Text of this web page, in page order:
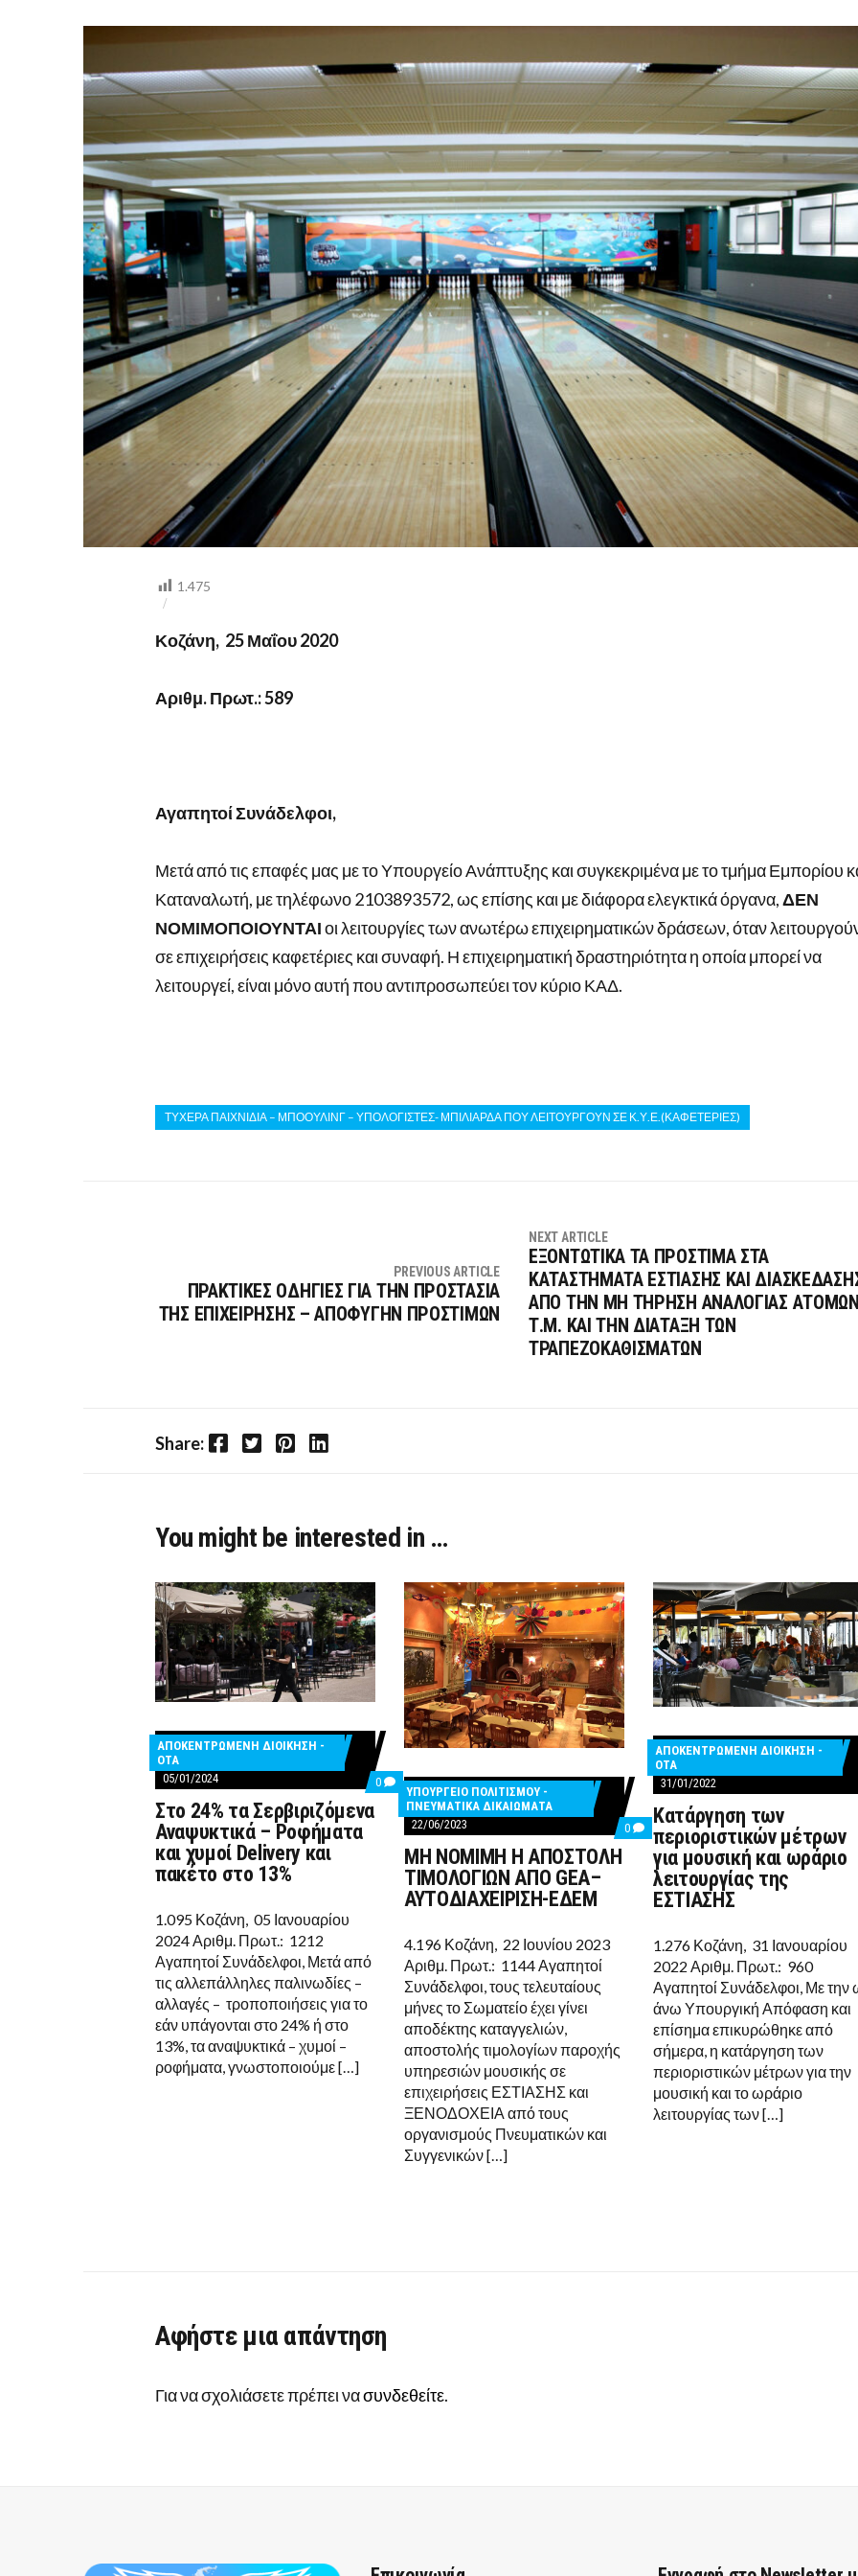
ΣΕ
Κ.Υ.Ε.
(ΚΑΦΕΤΕΡΙΕΣ)
1.475
Κοζάνη, 25 Μαΐου 2020
Αριθμ. Πρωτ.: 589
Αγαπητοί Συνάδελφοι,
Μετά από τις επαφές μας με το Υπουργείο Ανάπτυξης και συγκεκριμένα με το τμήμα Εμπορίου
Καταναλωτή, με τηλέφωνο 2103893572, ως επίσης και με διάφορα ελεγκτικά όργανα,ΔΕΝ
ΝΟΜΙΜΟΠΟΙΟΥΝΤΑΙοι λειτουργίες των ανωτέρω επιχειρηματικών δράσεων, όταν
σε επιχειρήσεις καφετέριες και συναφή. Η επιχειρηματική δραστηριότητα η οποία μπορεί να
λειτουργεί, είναι μόνο αυτή που αντιπροσωπεύει τον κύριο ΚΑΔ.
ΤΥΧΕΡΑ ΠΑΙΧΝΙΔΙΑ – ΜΠΟΟΥΛΙΝΓ – ΥΠΟΛΟΓΙΣΤΕΣ- ΜΠΙΛΙΑΡΔΑ ΠΟΥ ΛΕΙΤΟΥΡΓΟΥΝ ΣΕ Κ.Υ.Ε.(ΚΑΦΕΤΕΡΙΕΣ)
PREVIOUS ARTICLE
ΠΡΑΚΤΙΚΕΣ ΟΔΗΓΙΕΣ ΓΙΑ ΤΗΝ ΠΡΟΣΤΑΣΙΑ
ΤΗΣ ΕΠΙΧΕΙΡΗΣΗΣ – ΑΠΟΦΥΓΗΝ ΠΡΟΣΤΙΜΩΝ
NEXT ARTICLE
ΕΞΟΝΤΩΤΙΚΑ ΤΑ ΠΡΟΣΤΙΜΑ ΣΤΑ
ΚΑΤΑΣΤΗΜΑΤΑ ΕΣΤΙΑΣΗΣ ΚΑΙ
ΑΠΟ ΤΗΝ ΜΗ ΤΗΡΗΣΗ ΑΝΑΛΟΓΙΑΣ
Τ.Μ. ΚΑΙ ΤΗΝ ΔΙΑΤΑΞΗ ΤΩΝ
ΤΡΑΠΕΖΟΚΑΘΙΣΜΑΤΩΝ
Share: Facebook Twitter Pinterest LinkedIn
You might be interested in …
ΑΠΟΚΕΝΤΡΩΜΕΝΗ ΔΙΟΙΚΗΣΗ -
ΟΤΑ
05/01/2024
0 COMMENTS
ON
ΣΕΡΒΙΡΙΖΌΜΕΝΑ
ΑΝΑΨΥΚΤΙΚΆ
ΡΟΦΉΜΑΤΑ
DELIVERY
ΠΑΚΈΤΟ
Στο 24% τα Σερβιριζόμενα
Αναψυκτικά – Ροφήματα
και χυμοί Delivery και
πακέτο στο 13%
1.095 Κοζάνη, 05 Ιανουαρίου
2024 Αριθμ. Πρωτ.: 1212
Αγαπητοί Συνάδελφοι, Μετά από
τις αλλεπάλληλες παλινωδίες –
αλλαγές – τροποποιήσεις για το
εάν υπάγονται στο 24% ή στο
13%, τα αναψυκτικά – χυμοί –
ροφήματα, γνωστοποιούμε […]
ΥΠΟΥΡΓΕΙΟ ΠΟΛΙΤΙΣΜΟΥ -
ΠΝΕΥΜΑΤΙΚΑ ΔΙΚΑΙΩΜΑΤΑ
22/06/2023
0 COMMENTS
ON
ΝΟΜΙΜΗ
ΑΠΟΣΤΟΛΗ
GEA–
ΑΥΤΟΔΙΑΧΕΙΡΙΣΗ-
ΕΔΕΜ
ΜΗ ΝΟΜΙΜΗ Η ΑΠΟΣΤΟΛΗ
ΤΙΜΟΛΟΓΙΩΝ ΑΠΟ GEA–
ΑΥΤΟΔΙΑΧΕΙΡΙΣΗ-ΕΔΕΜ
4.196 Κοζάνη, 22 Ιουνίου 2023
Αριθμ. Πρωτ.: 1144 Αγαπητοί
Συνάδελφοι, τους τελευταίους
μήνες το Σωματείο έχει γίνει
αποδέκτης καταγγελιών,
αποστολής τιμολογίων παροχής
υπηρεσιών μουσικής σε
επιχειρήσεις ΕΣΤΙΑΣΗΣ και
ΞΕΝΟΔΟΧΕΙΑ από τους
οργανισμούς Πνευματικών και
Συγγενικών […]
ΑΠΟΚΕΝΤΡΩΜΕΝΗ ΔΙΟΙΚΗΣΗ -
ΟΤΑ
31/01/2022
Kατάργηση των
περιοριστικών μέτρων
για μουσική και ωράριο
λειτουργίας της
ΕΣΤΙΑΣΗΣ
1.276 Κοζάνη, 31 Ιανουαρίου
2022 Αριθμ. Πρωτ.: 960
Αγαπητοί Συνάδελφοι, Με την
άνω Υπουργική Απόφαση και
επίσημα επικυρώθηκε από
σήμερα, η κατάργηση των
περιοριστικών μέτρων για την
μουσική και το ωράριο
λειτουργίας των […]
Αφήστε μια απάντηση
Για να σχολιάσετε πρέπει νασυνδεθείτε.